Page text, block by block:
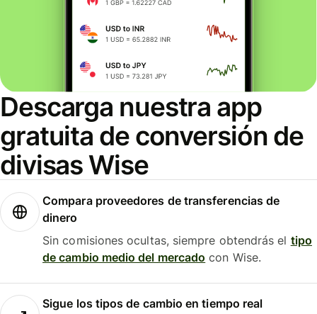
Descarga nuestra app
gratuita de conversión de
divisas Wise
Compara proveedores de transferencias de
dinero
Sin comisiones ocultas, siempre obtendrás el tipo
de cambio medio del mercado con Wise.
Sigue los tipos de cambio en tiempo real